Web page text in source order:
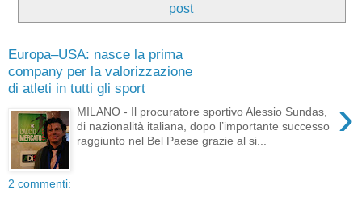
post
Europa–USA: nasce la prima
company per la valorizzazione
di atleti in tutti gli sport
›
MILANO - Il procuratore sportivo Alessio Sundas,
di nazionalità italiana, dopo l’importante successo
raggiunto nel Bel Paese grazie al si...
2 commenti: